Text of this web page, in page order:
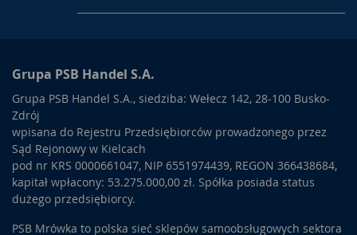
Grupa PSB Handel S.A.
Grupa PSB Handel S.A., siedziba: Wełecz 142, 28-100 Busko-
Zdrój
wpisana do Rejestru Przedsiębiorców prowadzonego przez
Sąd Rejonowy w Kielcach
pod nr KRS 0000661047, NIP 6551974439, REGON 366438684,
kapitał wpłacony: 53.275.000,00 zł. Spółka posiada status
dużego przedsiębiorcy.
PSB Mrówka to polska sieć sklepów samoobsługowych sektora